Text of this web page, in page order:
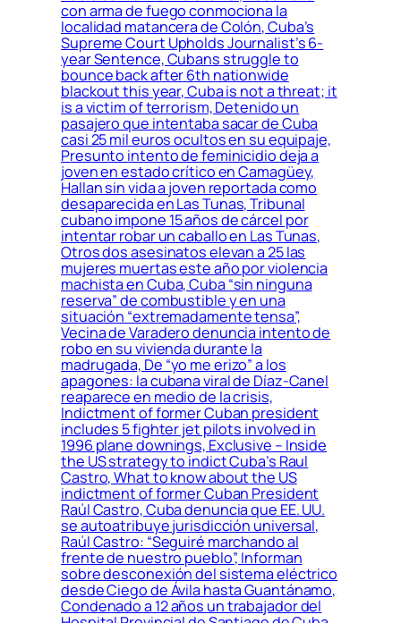
con arma de fuego conmociona la
localidad matancera de Colón, Cuba’s
Supreme Court Upholds Journalist’s 6-
year Sentence, Cubans struggle to
bounce back after 6th nationwide
blackout this year, Cuba is not a threat; it
is a victim of terrorism, Detenido un
pasajero que intentaba sacar de Cuba
casi 25 mil euros ocultos en su equipaje,
Presunto intento de feminicidio deja a
joven en estado crítico en Camagüey,
Hallan sin vida a joven reportada como
desaparecida en Las Tunas, Tribunal
cubano impone 15 años de cárcel por
intentar robar un caballo en Las Tunas,
Otros dos asesinatos elevan a 25 las
mujeres muertas este año por violencia
machista en Cuba, Cuba “sin ninguna
reserva” de combustible y en una
situación “extremadamente tensa”,
Vecina de Varadero denuncia intento de
robo en su vivienda durante la
madrugada, De “yo me erizo” a los
apagones: la cubana viral de Díaz-Canel
reaparece en medio de la crisis,
Indictment of former Cuban president
includes 5 fighter jet pilots involved in
1996 plane downings, Exclusive – Inside
the US strategy to indict Cuba’s Raul
Castro, What to know about the US
indictment of former Cuban President
Raúl Castro, Cuba denuncia que EE. UU.
se autoatribuye jurisdicción universal,
Raúl Castro: “Seguiré marchando al
frente de nuestro pueblo”, Informan
sobre desconexión del sistema eléctrico
desde Ciego de Ávila hasta Guantánamo,
Condenado a 12 años un trabajador del